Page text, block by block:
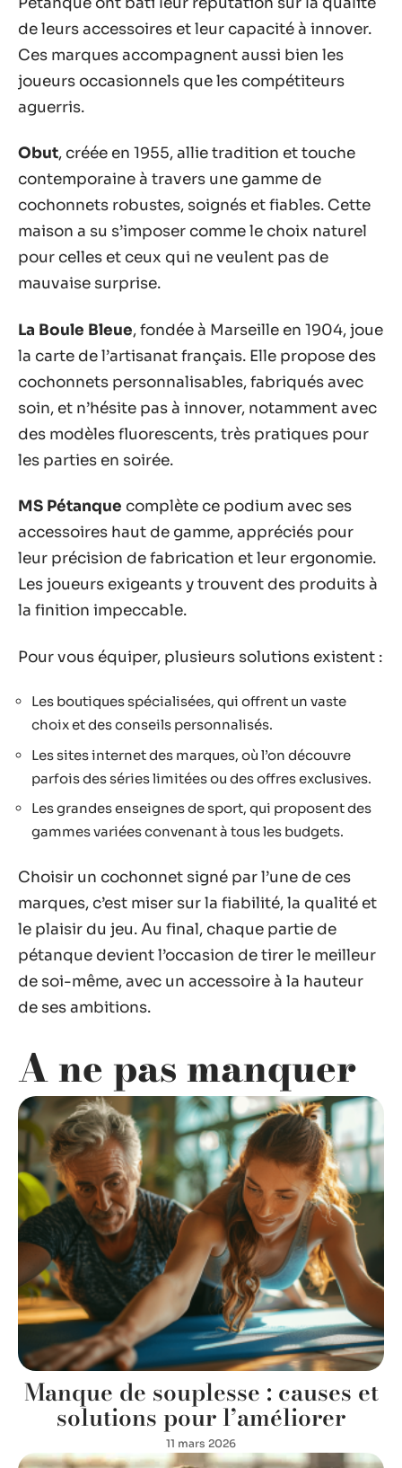
de leurs accessoires et leur capacité à innover.
Ces marques accompagnent aussi bien les
joueurs occasionnels que les compétiteurs
aguerris.
Obut, créée en 1955, allie tradition et touche
contemporaine à travers une gamme de
cochonnets robustes, soignés et fiables. Cette
maison a su s’imposer comme le choix naturel
pour celles et ceux qui ne veulent pas de
mauvaise surprise.
La Boule Bleue, fondée à Marseille en 1904, joue
la carte de l’artisanat français. Elle propose des
cochonnets personnalisables, fabriqués avec
soin, et n’hésite pas à innover, notamment avec
des modèles fluorescents, très pratiques pour
les parties en soirée.
MS Pétanque complète ce podium avec ses
accessoires haut de gamme, appréciés pour
leur précision de fabrication et leur ergonomie.
Les joueurs exigeants y trouvent des produits à
la finition impeccable.
Pour vous équiper, plusieurs solutions existent :
Les boutiques spécialisées, qui offrent un vaste
choix et des conseils personnalisés.
Les sites internet des marques, où l’on découvre
parfois des séries limitées ou des offres exclusives.
Les grandes enseignes de sport, qui proposent des
gammes variées convenant à tous les budgets.
Choisir un cochonnet signé par l’une de ces
marques, c’est miser sur la fiabilité, la qualité et
le plaisir du jeu. Au final, chaque partie de
pétanque devient l’occasion de tirer le meilleur
de soi-même, avec un accessoire à la hauteur
de ses ambitions.
A ne pas manquer
Manque de souplesse : causes et
solutions pour l’améliorer
11 mars 2026